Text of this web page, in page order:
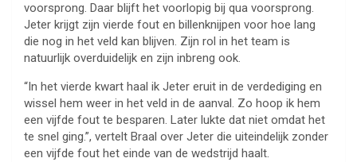
voorsprong. Daar blijft het voorlopig bij qua voorsprong.
Jeter krijgt zijn vierde fout en billenknijpen voor hoe lang
die nog in het veld kan blijven. Zijn rol in het team is
natuurlijk overduidelijk en zijn inbreng ook.
“In het vierde kwart haal ik Jeter eruit in de verdediging en
wissel hem weer in het veld in de aanval. Zo hoop ik hem
een vijfde fout te besparen. Later lukte dat niet omdat het
te snel ging.”, vertelt Braal over Jeter die uiteindelijk zonder
een vijfde fout het einde van de wedstrijd haalt.